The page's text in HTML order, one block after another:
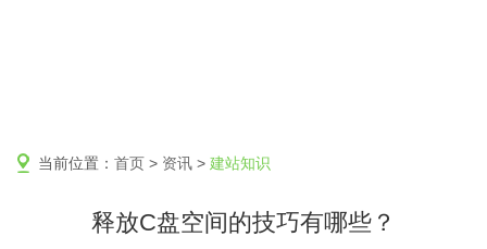
当前位置： 首页 > 资讯 > 建站知识
释放C盘空间的技巧有哪些？